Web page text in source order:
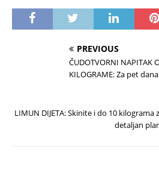
PREVIOUS
ČUDOTVORNI NAPITAK
KILOGRAME: Za pet
LIMUN DIJETA: Skinite i do 10 kilograma
detaljan